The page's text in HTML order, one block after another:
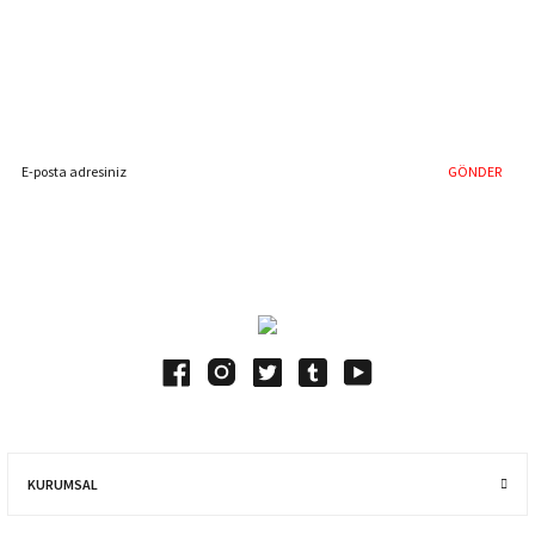
GÖNDER
KURUMSAL